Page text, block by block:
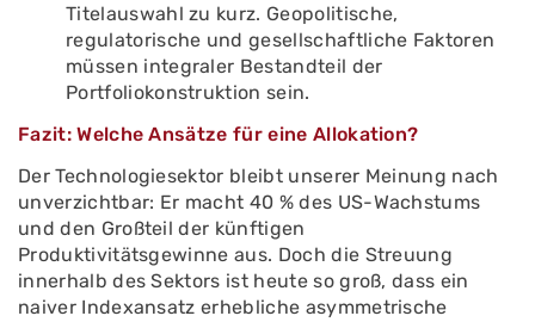
Titelauswahl zu kurz. Geopolitische,
regulatorische und gesellschaftliche Faktoren
müssen integraler Bestandteil der
Portfoliokonstruktion sein.
Fazit: Welche Ansätze für eine Allokation?
Der Technologiesektor bleibt unserer Meinung nach
unverzichtbar: Er macht 40 % des US-Wachstums
und den Großteil der künftigen
Produktivitätsgewinne aus. Doch die Streuung
innerhalb des Sektors ist heute so groß, dass ein
naiver Indexansatz erhebliche asymmetrische